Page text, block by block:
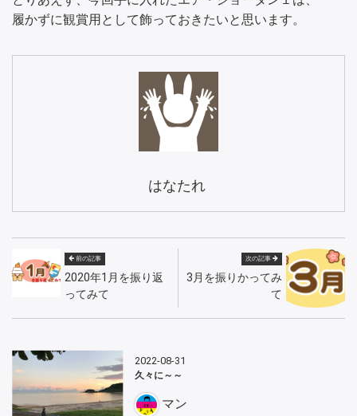
履かずに観賞用として飾っておきたいと思います。
はなたれ
前の記事
2020年1月を振り返
ってみて
次の記事
3月を振りかってみ
て
2022-08-31
久々に～～
マン